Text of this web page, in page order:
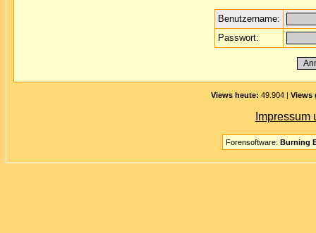
Benutzername:
Passwort:
Views heute: 49.904 | Views
Forensoftware: Burning